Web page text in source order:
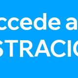
a